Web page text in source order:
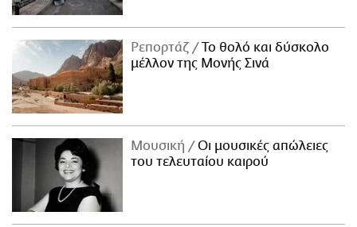
Ρεπορτάζ
Το θολό και δύσκολο
μέλλον της Μονής Σινά
Μουσική
Οι μουσικές απώλειες
του τελευταίου καιρού